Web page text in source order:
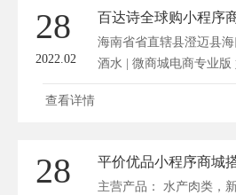
28
2022.02
百达诗全球购小程序
海南省省直辖县澄迈县
酒水 | 微商城电商专业版
查看详情
28 平价优品小程序商城
主营产品： 水产肉类，